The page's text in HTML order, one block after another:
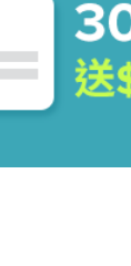
膚更新，淡化
能會出現粉刺
，為過渡期
嗎？白天可
就會曬黑與曬
以使用，由於
步驟正確塗